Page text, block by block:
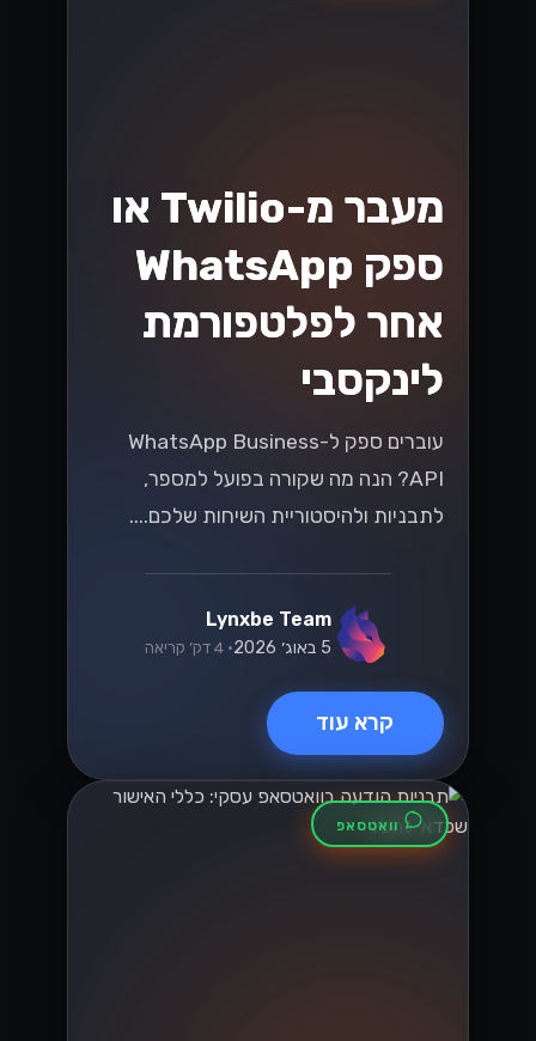
מעבר מ-Twilio או
ספק WhatsApp
אחר לפלטפורמת
לינקסבי
עוברים ספק ל-WhatsApp Business
API? הנה מה שקורה בפועל למספר,
לתבניות ולהיסטוריית השיחות שלכם....
Lynxbe Team
5 באוג׳ 2026 • 4 דק׳ קריאה
קרא עוד
וואטסאפ